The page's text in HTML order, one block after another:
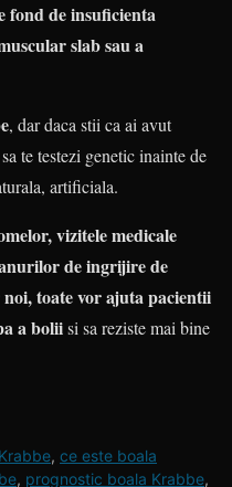
fond de insuficienta
slab sau a
, dar daca stii ca ai avut
te testezi genetic inainte de
artificiala.
vizitele medicale
de ingrijire de
toate vor ajuta pacientii
a boliisi sa reziste mai bine
, ce este boala
, prognostic boala Krabbe,